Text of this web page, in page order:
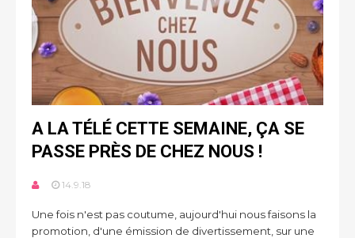
A LA TÉLÉ CETTE SEMAINE, ÇA SE
PASSE PRÈS DE CHEZ NOUS !
14.9.18
Une fois n'est pas coutume, aujourd'hui nous faisons la
promotion, d'une émission de divertissement, sur une